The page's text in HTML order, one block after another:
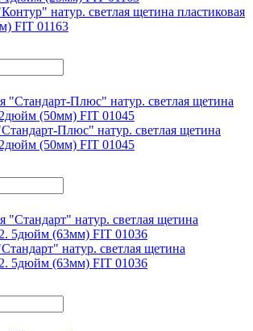
натур. светлая щетина пластиковая
FIT 01163
Плюс" натур. светлая щетина
2дюйм (50мм) FIT 01045
натур. светлая щетина
2. 5дюйм (63мм) FIT 01036